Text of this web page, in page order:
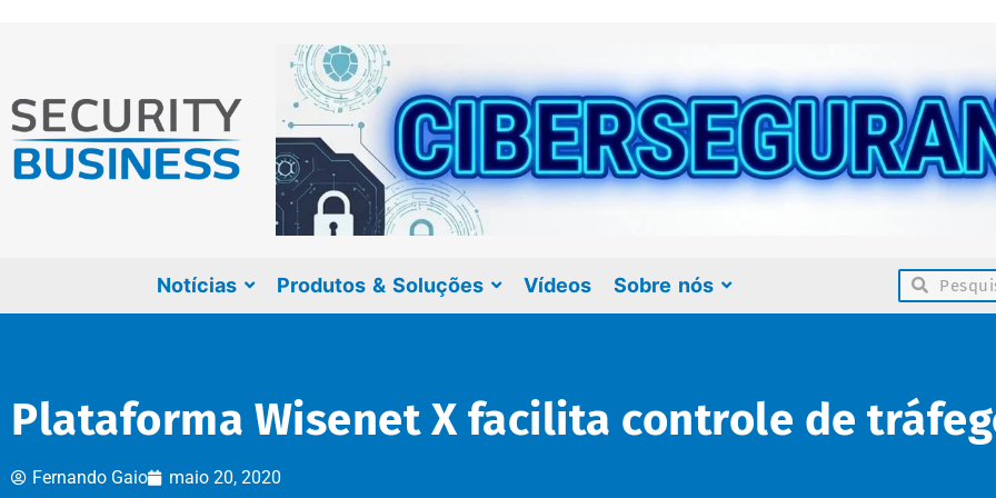
Notícias Produtos & Soluções Vídeos Sobre nós
Plataforma Wisenet X facilita controle de
Fernando Gaio maio 20, 2020